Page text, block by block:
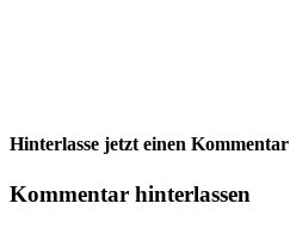
Hinterlasse jetzt einen Kommentar
Kommentar hinterlassen